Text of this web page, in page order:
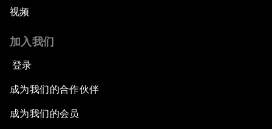
视频
加入我们
登录
成为我们的合作伙伴
成为我们的会员